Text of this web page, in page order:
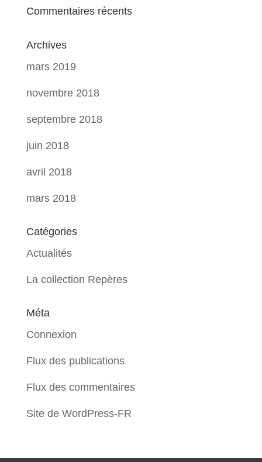
Commentaires récents
Archives
mars 2019
novembre 2018
septembre 2018
juin 2018
avril 2018
mars 2018
Catégories
Actualités
La collection Repères
Méta
Connexion
Flux des publications
Flux des commentaires
Site de WordPress-FR